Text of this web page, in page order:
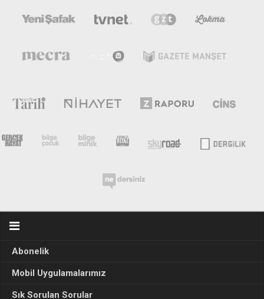
Abonelik
Mobil Uygulamalarımız
Sık Sorulan Sorular